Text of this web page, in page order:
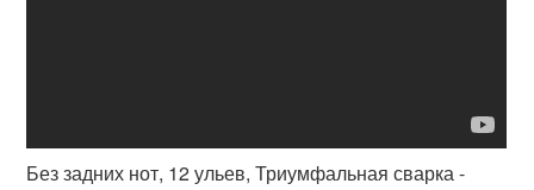
Без задних нот, 12 ульев, Триумфальная сварка -